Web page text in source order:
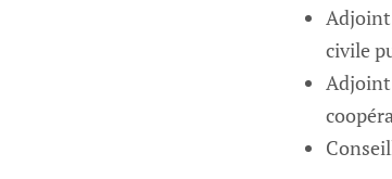
Adjoint
civile
Adjoint